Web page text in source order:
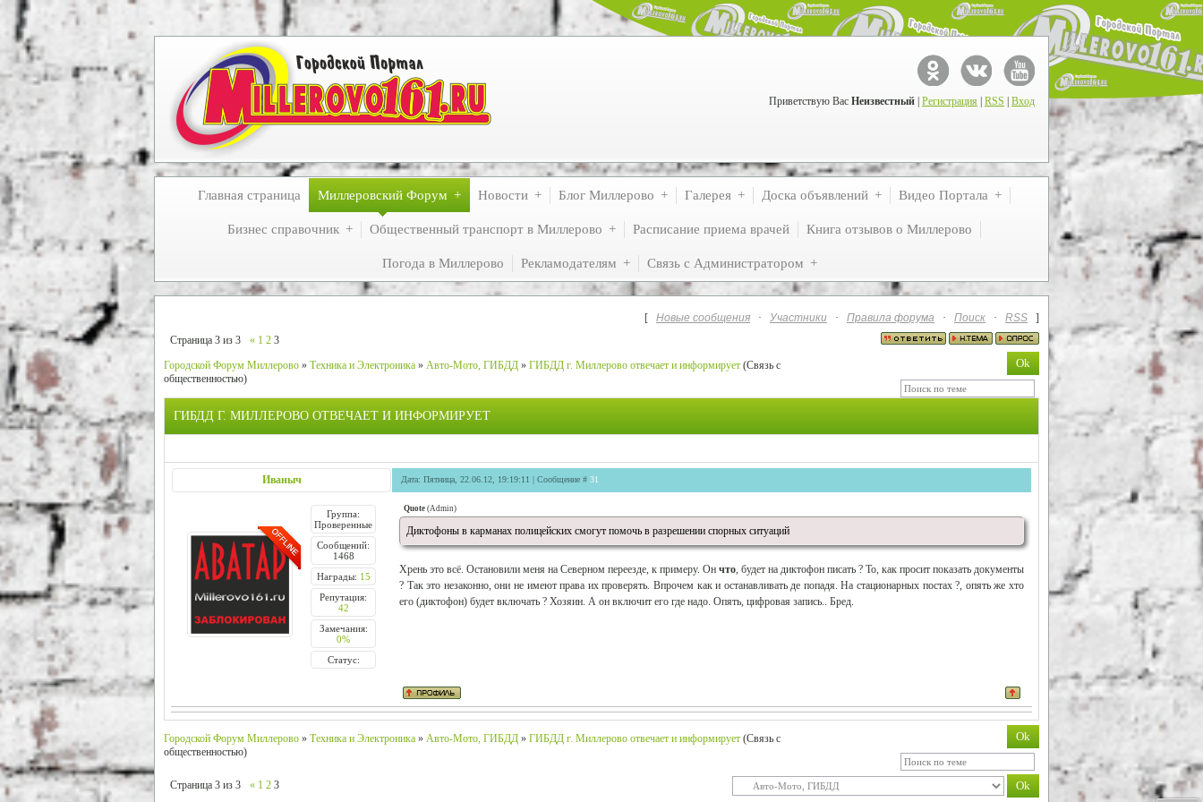
Приветствую Вас Неизвестный Регистрация RSS Вход
Главная страница Миллеровский Форум Новости Блог Миллерово Галерея Доска объявлений Видео Портала
Бизнес справочник Общественный транспорт в Миллерово Расписание приема врачей Книга отзывов о Миллерово
Погода в Миллерово Рекламодателям Связь с Администратором
[ Новые сообщения · Участники · Правила форума · Поиск · RSS
]
Страница 3 из 3 « 1 2 3
Городской Форум Миллерово » Техника и Электроника » Авто-Мото, ГИБДД » ГИБДД г. Миллерово отвечает и информирует (Связь с
общественностью)
ГИБДД Г. МИЛЛЕРОВО ОТВЕЧАЕТ И ИНФОРМИРУЕТ
Иваныч Дата: Пятница, 22.06.12, 19:19:11 | Сообщение # 31
Группа:
Проверенные
Сообщений:
1468
Награды: 15
Репутация:
42
Замечания:
0%
Статус:
Quote (Admin)
Диктофоны в карманах полицейских смогут помочь в разрешении спорных ситуаций
Хрень это всё. Остановили меня на Северном переезде, к примеру. Он что, будет на диктофон писать ? То, как просит показать документы
? Так это незаконно, они не имеют права их проверять. Впрочем как и останавливать де попадя. На стационарных постах ?, опять же хто
его (диктофон) будет включать ? Хозяин. А он включит его где надо. Опять, цифровая запись.. Бред.
Городской Форум Миллерово » Техника и Электроника » Авто-Мото, ГИБДД » ГИБДД г. Миллерово отвечает и информирует (Связь с
общественностью)
Страница 3 из 3 « 1 2 3